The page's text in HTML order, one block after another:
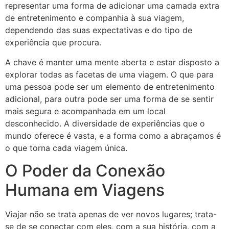
representar uma forma de adicionar uma camada extra
de entretenimento e companhia à sua viagem,
dependendo das suas expectativas e do tipo de
experiência que procura.
A chave é manter uma mente aberta e estar disposto a
explorar todas as facetas de uma viagem. O que para
uma pessoa pode ser um elemento de entretenimento
adicional, para outra pode ser uma forma de se sentir
mais segura e acompanhada em um local
desconhecido. A diversidade de experiências que o
mundo oferece é vasta, e a forma como a abraçamos é
o que torna cada viagem única.
O Poder da Conexão
Humana em Viagens
Viajar não se trata apenas de ver novos lugares; trata-
se de se conectar com eles, com a sua história, com a